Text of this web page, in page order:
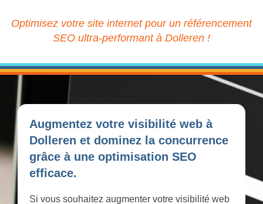
Optimisez votre site internet pour un référencement
SEO ultra-performant à Dolleren !
Augmentez votre visibilité web à
Dolleren et dominez la concurrence
grâce à une optimisation SEO
efficace.
Si vous souhaitez augmenter votre visibilité web